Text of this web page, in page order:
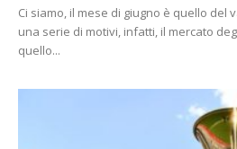
Ci siamo, il mese di giugno è quello del
una serie di motivi, infatti, il mercato
quello...